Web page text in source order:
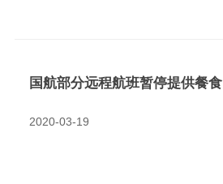
国航部分远程航班暂停提供餐食
2020-03-19